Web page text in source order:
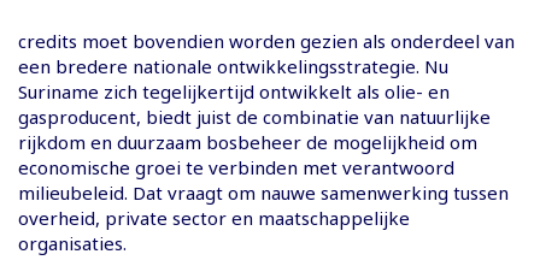
credits moet bovendien worden gezien als onderdeel van
een bredere nationale ontwikkelingsstrategie. Nu
Suriname zich tegelijkertijd ontwikkelt als olie- en
gasproducent, biedt juist de combinatie van natuurlijke
rijkdom en duurzaam bosbeheer de mogelijkheid om
economische groei te verbinden met verantwoord
milieubeleid. Dat vraagt om nauwe samenwerking tussen
overheid, private sector en maatschappelijke
organisaties.